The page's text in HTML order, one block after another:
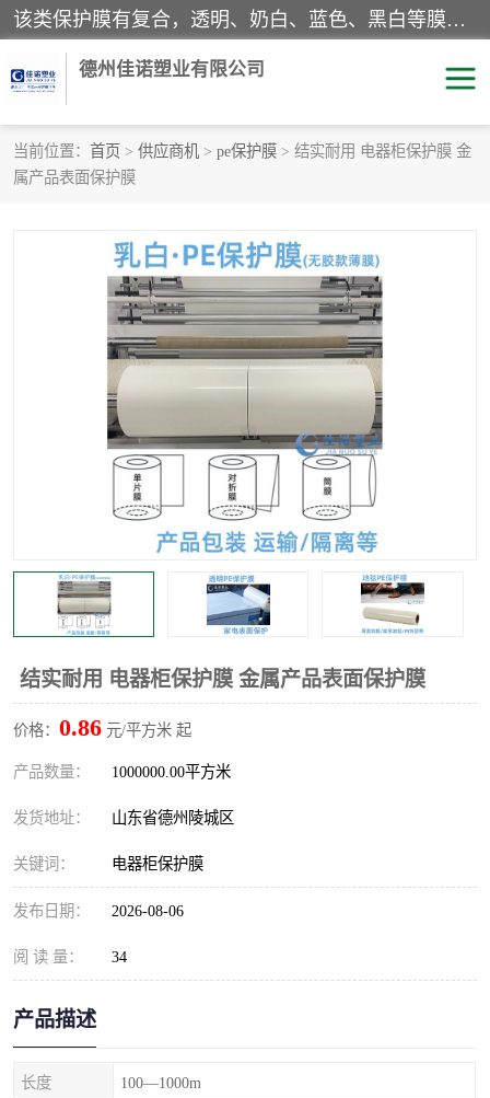
该类保护膜有复合，透明、奶白、蓝色、黑白等膜型。特高粘，高粘，中高粘，中粘，中低粘，低粘等。对于不同的粘力要求有相应的产品相适配。无胶渍残留污染。在较宽的收卷幅度下平整无皱纹，收卷长度大，利于机械化及自动化施工粘贴。为您的产品提供的表面保护解决方案。 产品广泛适用于：铝材、不锈钢、金属、塑料、电子、家电、家具、玻璃、化工材料、装饰材料等。
德州佳诺塑业有限公司
当前位置： 首页 > 供应商机 > pe保护膜 > 结实耐用 电器柜保护膜 金
属产品表面保护膜
结实耐用 电器柜保护膜 金属产品表面保护膜
价格： 0.86 元/平方米 起
产品数量： 1000000.00平方米
发货地址： 山东省德州陵城区
关键词： 电器柜保护膜
发布日期： 2026-08-06
阅 读 量： 34
产品描述
长度 100—1000m
pe保护膜
地毯保护膜 家具保护膜
拉伸缠绕膜 透明保护膜
黑白保护膜 乳白保护膜
明蓝保护膜 纯黑保护膜
印字保护膜 彩钢板保护膜
不绣钢板保护膜 两边上胶保护膜
不锈钢板保护膜 一次性隔离膜